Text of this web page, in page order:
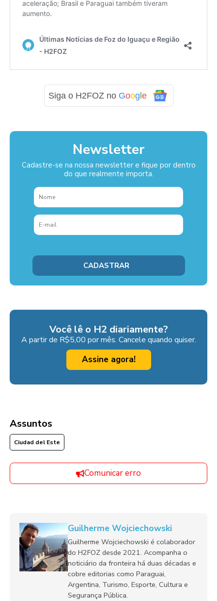
Siga o H2FOZ no Google
Newsletter
Cadastre-se na nossa newsletter e fique por dentro
do que realmente importa.
Você lê o H2 diariamente?
A partir de R$5,00 por mês. Cancele quando quiser.
Assine agora!
Assuntos
Ciudad del Este
Comunicar erro
Guilherme Wojciechowski
Guilherme Wojciechowski é colaborador
do H2FOZ desde 2021. Acompanha o
noticiário da fronteira há duas décadas e
cobre editorias como Paraguai,
Argentina, Turismo, Esporte, Cultura e
Segurança Pública.